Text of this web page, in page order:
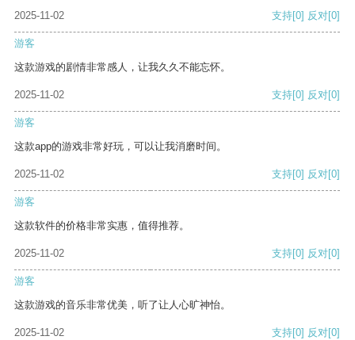
2025-11-02
支持[0] 反对[0]
游客
这款游戏的剧情非常感人，让我久久不能忘怀。
2025-11-02 支持[0] 反对[0]
游客
这款app的游戏非常好玩，可以让我消磨时间。
2025-11-02 支持[0] 反对[0]
游客
这款软件的价格非常实惠，值得推荐。
2025-11-02 支持[0] 反对[0]
游客
这款游戏的音乐非常优美，听了让人心旷神怡。
2025-11-02 支持[0] 反对[0]